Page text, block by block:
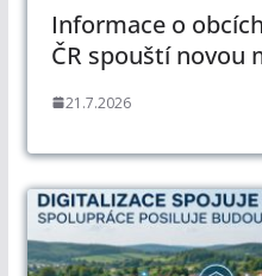
Informace o
ČR spouští novou
21.7.2026